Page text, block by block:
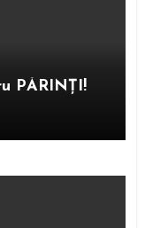
PĂRINȚI!